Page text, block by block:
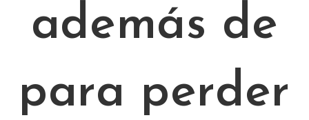
además de
para perder